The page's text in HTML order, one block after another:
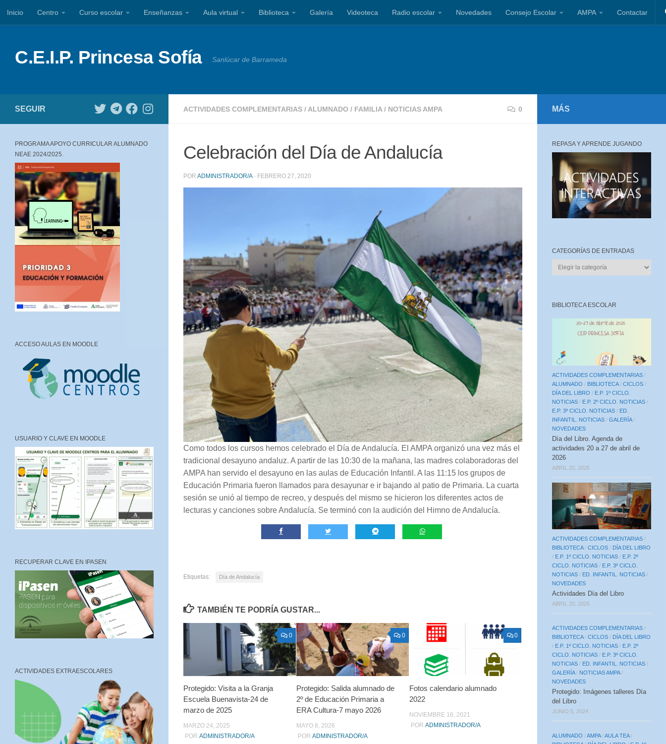
Saltar al contenido
Inicio Centro Curso escolar Enseñanzas Aula virtual Biblioteca Galería Videoteca Radio escolar Novedades Consejo Escolar AMPA Contactar
C.E.I.P. Princesa Sofía Sanlúcar de Barrameda
ACTIVIDADES COMPLEMENTARIAS / ALUMNADO / FAMILIA / NOTICIAS AMPA 0
Celebración del Día de Andalucía
POR ADMINISTRADOR/A · FEBRERO 27, 2020
Como todos los cursos hemos celebrado el Día de Andalucía. El AMPA organizó una vez más el
tradicional desayuno andaluz. A partir de las 10:30 de la mañana, las madres colaboradoras del
AMPA han servido el desayuno en las aulas de Educación Infantil. A las 11:15 los grupos de
Educación Primaria fueron llamados para desayunar e ir bajando al patio de Primaria. La cuarta
sesión se unió al tiempo de recreo, y después del mismo se hicieron los diferentes actos de
lecturas y canciones sobre Andalucía. Se terminó con la audición del Himno de Andalucía.
Etiquetas: Día de Andalucía
TAMBIÉN TE PODRÍA GUSTAR...
0
Protegido: Visita a la Granja
Escuela Buenavista-24 de
marzo de 2025
MARZO 24, 2025
POR ADMINISTRADOR/A
0
Protegido: Salida alumnado de
2º de Educación Primaria a
ERA Cultura-7 mayo 2026
MAYO 8, 2026
POR ADMINISTRADOR/A
0
Fotos calendario alumnado
2022
NOVIEMBRE 16, 2021
POR ADMINISTRADOR/A
SEGUIR
PROGRAMA APOYO CURRICULAR ALUMNADO
NEAE 2024/2025.
ACCESO AULAS EN MOODLE
USUARIO Y CLAVE EN MOODLE
RECUPERAR CLAVE EN IPASEN
ACTIVIDADES EXTRAESCOLARES
MÁS
REPASA Y APRENDE JUGANDO
CATEGORÍAS DE ENTRADAS
CATEGORÍAS
DE
BIBLIOTECA ESCOLAR
ACTIVIDADES COMPLEMENTARIAS /
ALUMNADO / BIBLIOTECA/ CICLOS /
DÍA DEL LIBRO / E.P. 1º CICLO.
NOTICIAS / E.P. 2º CICLO. NOTICIAS /
E.P. 3º CICLO. NOTICIAS / ED.
INFANTIL. NOTICIAS / GALERÍA/
NOVEDADES
Día del Libro. Agenda de
actividades 20 a 27 de abril de
2026
ABRIL 20, 2026
ACTIVIDADES COMPLEMENTARIAS /
BIBLIOTECA/ CICLOS / DÍA DEL LIBRO
/ E.P. 1º CICLO. NOTICIAS / E.P. 2º
CICLO. NOTICIAS / E.P. 3º CICLO.
NOTICIAS / ED. INFANTIL. NOTICIAS /
NOVEDADES
Actividades Día del Libro
ABRIL 20, 2025
ACTIVIDADES COMPLEMENTARIAS /
BIBLIOTECA/ CICLOS / DÍA DEL LIBRO
/ E.P. 1º CICLO. NOTICIAS / E.P. 2º
CICLO. NOTICIAS / E.P. 3º CICLO.
NOTICIAS / ED. INFANTIL. NOTICIAS /
GALERÍA/ NOTICIAS AMPA/
NOVEDADES
Protegido: Imágenes talleres Día
del Libro
JUNIO 5, 2024
ALUMNADO /AMPA/AULA TEA/